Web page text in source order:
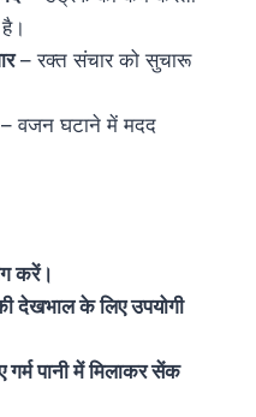
– रक्त संचार को सुचारू
वजन घटाने में मदद
करें।
देखभाल के लिए उपयोगी
पानी में मिलाकर सेंक